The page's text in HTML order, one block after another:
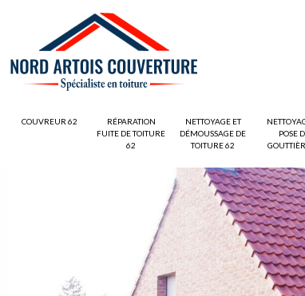
COUVREUR 62
RÉPARATION
FUITE DE TOITURE
62
NETTOYAGE ET
DÉMOUSSAGE DE
TOITURE 62
POSE